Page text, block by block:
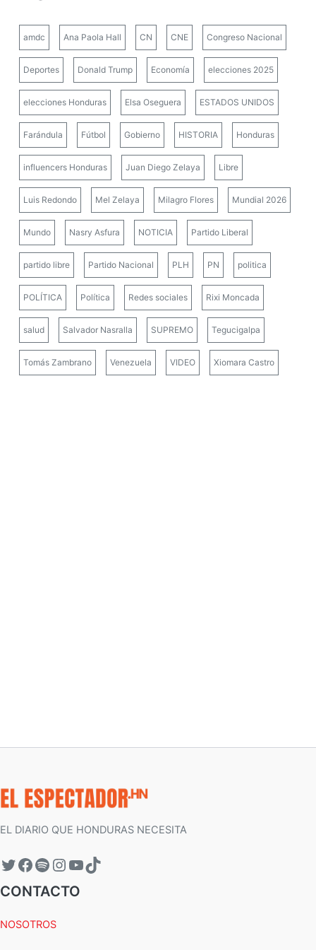
amdc Ana Paola Hall CN CNE Congreso Nacional
Deportes Donald Trump Economía elecciones 2025
elecciones Honduras Elsa Oseguera ESTADOS UNIDOS
Farándula Fútbol Gobierno HISTORIA Honduras
influencers Honduras Juan Diego Zelaya Libre
Luis Redondo Mel Zelaya Milagro Flores Mundial 2026
Mundo Nasry Asfura NOTICIA Partido Liberal
partido libre Partido Nacional PLH PN politica
POLÍTICA Política Redes sociales Rixi Moncada
salud Salvador Nasralla SUPREMO Tegucigalpa
Tomás Zambrano Venezuela VIDEO Xiomara Castro
EL DIARIO QUE HONDURAS NECESITA
CONTACTO
NOSOTROS